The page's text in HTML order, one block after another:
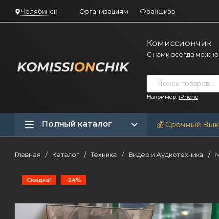
Челябинск Организациям Франшиза
Комиссиончик
С нами всегда
Например: iPhone
Полный каталог 💰 Срочный
Главная / Каталог / Техника / Видео и Аудиотехника /
Скидка! -24%